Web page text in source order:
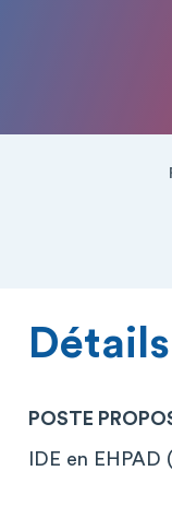
POSTE
IDE en EHPAD